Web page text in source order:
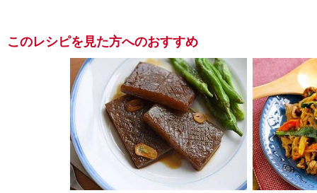
このレシピを見た方へのおすすめ